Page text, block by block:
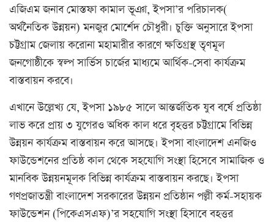
এজিএম জনাব মোস্তফা কামাল ভূঞা, ইপসা’র পরিচালক(
অর্থনৈতিক উন্নয়ন) মনজুর মোর্শেদ চৌধুরী। চুক্তি অনুসারে ইপসা
চট্টগ্রাম জেলায় করোনা মহামারীর কারণে ক্ষতিগ্রস্থ তৃণমূল
জনগোষ্ঠীকে স্বল্প সার্ভিস চার্জের মাধ্যমে আর্থিক-সেবা কার্যক্রম
বাস্তবায়ন করবে।
এখানে উল্লেখ্য যে, ইপসা ১৯৮৫ সালে আন্তর্জতিক যুব বর্ষে প্রতিষ্ঠা
লাভ করে প্রায় ৩ যুগেরও অধিক কাল ধরে বৃহত্তর চট্টগ্রামে বিভিন্ন
উন্নয়ন কার্যক্রম বাস্তবায়ন করে আসছে। ইপসা বাংলাদেশ এনজিও
ফাউন্ডেশনের প্রতিষ্ঠ কাল থেকে সহযোগি সংস্থা হিসেবে সামাজিক ও
মানবিক উন্নয়নমূলক বিভিন্ন কার্যক্রম বাস্তবায়ন করছে। ইপসা
গণপ্রজাতন্ত্রী বাংলাদেশ সরকারের উন্নয়ন প্রতিষ্ঠান পল্লী কর্ম-সহায়ক
ফাউন্ডেশন (পিকেএসএফ)’র সহযোগি সংস্থা হিসাবে বহত্তর